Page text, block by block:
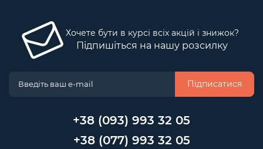
Хочете бути в курсі всіх акцій і знижок?
Підпишіться на нашу розсилку
Підписатися
+38 (093) 993 32 05
+38 (077) 993 32 05